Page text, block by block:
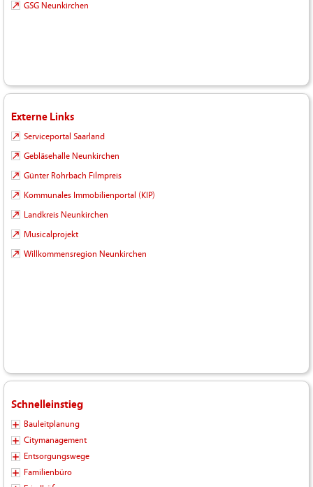
GSG Neunkirchen
Externe Links
Serviceportal Saarland
Gebläsehalle Neunkirchen
Günter Rohrbach Filmpreis
Kommunales Immobilienportal (KIP)
Landkreis Neunkirchen
Musicalprojekt
Willkommensregion Neunkirchen
Schnelleinstieg
Bauleitplanung
Citymanagement
Entsorgungswege
Familienbüro